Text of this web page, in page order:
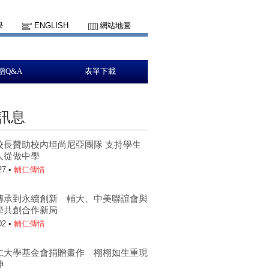
ENGLISH 網站地圖
Q&A 表單下載
息
長贊助校內坦尚尼亞團隊 支持學生
從做中學
• 輔仁傳情
承到永續創新 輔大、中美聯誼會與
共創合作新局
• 輔仁傳情
大學基金會捐贈畫作 栩栩如生重現